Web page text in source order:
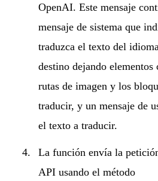
OpenAI. Este mensaje
mensaje de sistema que
traduzca el texto del
destino dejando
rutas de imagen y los
traducir, y un mensaje de
el texto a traducir.
La función envía la
API usando el método